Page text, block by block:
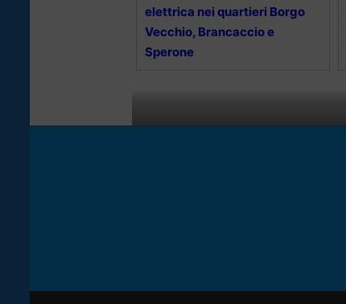
elettrica nei quartieri Borgo
Vecchio, Brancaccio e
Sperone